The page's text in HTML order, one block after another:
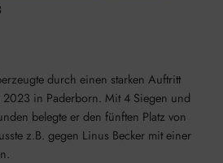
durch einen starken Auftritt
2023 in Paderborn. Mit 4 Siegen und
belegte er den fünften Platz von
z.B. gegen Linus Becker mit einer